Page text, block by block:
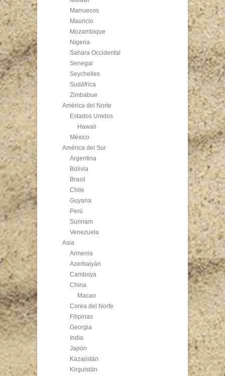
Marruecos
Mauricio
Mozambique
Nigeria
Sahara Occidental
Senegal
Seychelles
Sudáfrica
Zimbabue
América del Norte
Estados Unidos
Hawaii
México
América del Sur
Argentina
Bolivia
Brasil
Chile
Guyana
Perú
Surinam
Venezuela
Asia
Armenia
Azerbaiyán
Camboya
China
Macao
Corea del Norte
Filipinas
Georgia
India
Japón
Kazajistán
Kirguistán